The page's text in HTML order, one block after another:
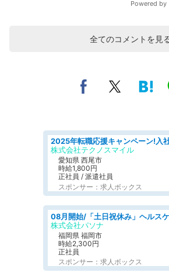
全てのコメントを見
株式会社テクノスマイル
愛知県 西尾市
時給1,800円
正社員 / 派遣社員
スポンサー：求人ボックス
株式会社パソナ
福岡県 福岡市
時給2,300円
正社員
スポンサー：求人ボックス